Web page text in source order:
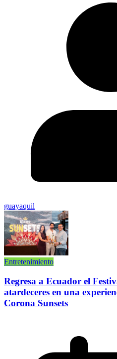
guayaquil
Entretenimiento
Regresa a Ecuador el
atardeceres en una
Corona Sunsets